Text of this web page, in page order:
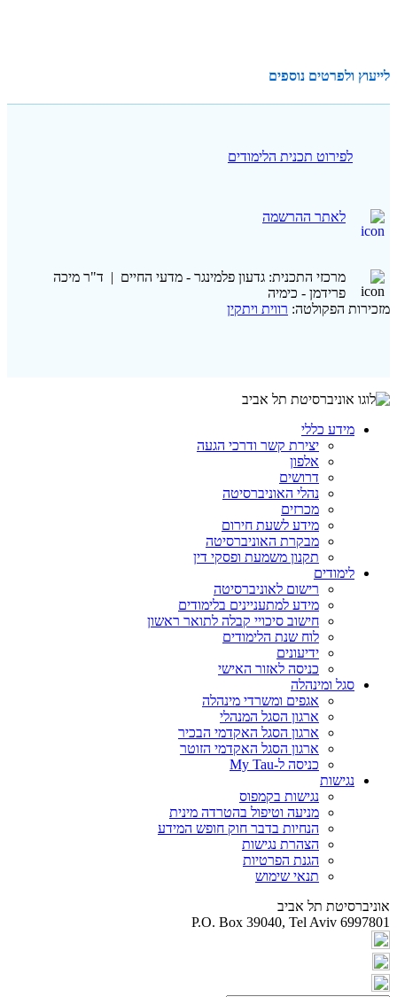
לייעוץ ולפרטים נוספים
לפירוט תכנית הלימודים
לאתר ההרשמה
מרכזי התכנית: גדעון פלמינגר - מדעי החיים | ד"ר מיכה
פרידמן - כימיה
מזכירות הפקולטה: רווית ויתקין
מידע כללי
יצירת קשר ודרכי הגעה
אלפון
דרושים
נהלי האוניברסיטה
מכרזים
מידע לשעת חירום
מבקרת האוניברסיטה
תקנון משמעת ופסקי דין
לימודים
רישום לאוניברסיטה
מידע למתעניינים בלימודים
חישוב סיכויי קבלה לתואר ראשון
לוח שנת הלימודים
ידיעונים
כניסה לאזור האישי
סגל ומינהלה
אגפים ומשרדי מינהלה
ארגון הסגל המנהלי
ארגון הסגל האקדמי הבכיר
ארגון הסגל האקדמי הזוטר
כניסה ל-My Tau
נגישות
נגישות בקמפוס
מניעה וטיפול בהטרדה מינית
הנחיות בדבר חוק חופש המידע
הצהרת נגישות
הגנת הפרטיות
תנאי שימוש
אוניברסיטת תל אביב
P.O. Box 39040, Tel Aviv 6997801